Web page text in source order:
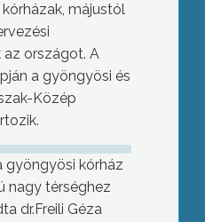
májustól
országot. A
a gyöngyösi és
Közép
gyöngyösi kórház
nagy térséghez
dr.Freili Géza